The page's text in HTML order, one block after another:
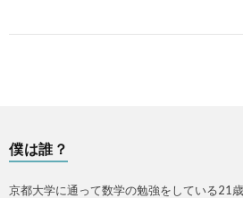
僕は誰？
京都大学に通って数学の勉強をしている21